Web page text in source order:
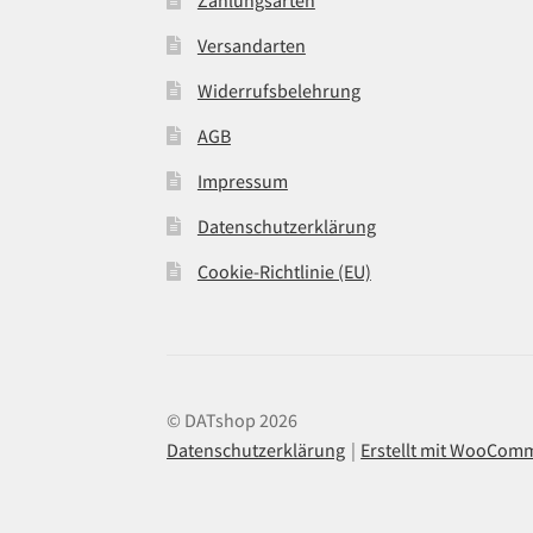
Versandarten
Widerrufsbelehrung
AGB
Impressum
Datenschutzerklärung
Cookie-Richtlinie (EU)
© DATshop 2026
Datenschutzerklärung
Erstellt mit